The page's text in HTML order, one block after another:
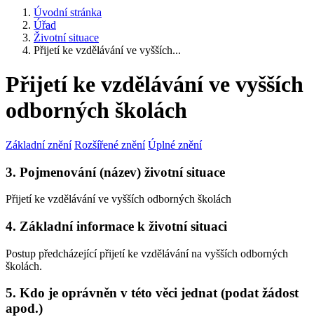
Úvodní stránka
Úřad
Životní situace
Přijetí ke vzdělávání ve vyšších...
Přijetí ke vzdělávání ve vyšších
odborných školách
Základní znění Rozšířené znění Úplné znění
3. Pojmenování (název) životní situace
Přijetí ke vzdělávání ve vyšších odborných školách
4. Základní informace k životní situaci
Postup předcházející přijetí ke vzdělávání na vyšších odborných
školách.
5. Kdo je oprávněn v této věci jednat (podat žádost
apod.)